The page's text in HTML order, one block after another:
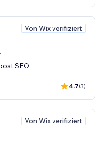
Von Wix verifiziert
SEO
4.7(3)
Von Wix verifiziert